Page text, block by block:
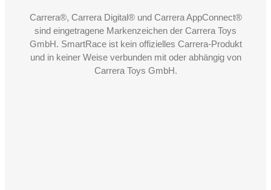
Carrera®, Carrera Digital® und Carrera AppConnect®
sind eingetragene Markenzeichen der Carrera Toys
GmbH. SmartRace ist kein offizielles Carrera-Produkt
und in keiner Weise verbunden mit oder abhängig von
Carrera Toys GmbH.